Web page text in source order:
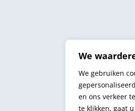
We
We gebruiken
en ons verkeer
te klikken, gaat